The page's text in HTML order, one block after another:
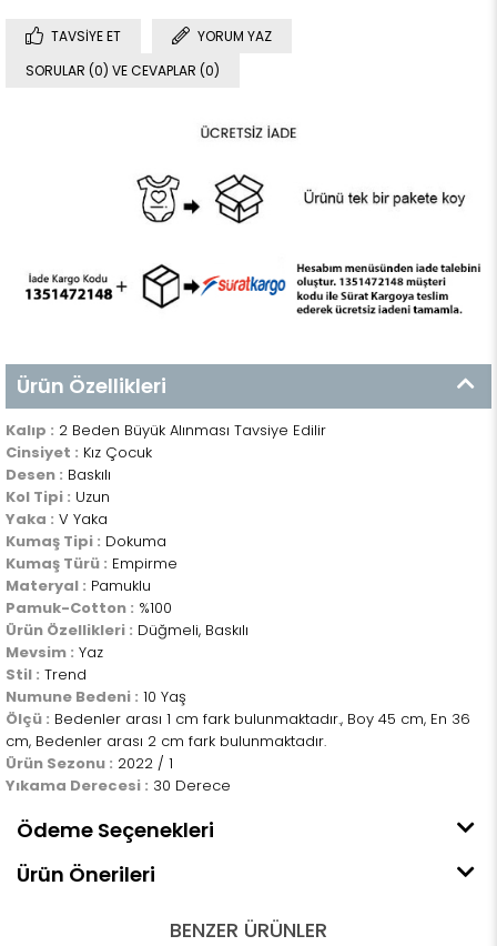
TAVSIYE ET
YORUM YAZ
SORULAR (0) VE CEVAPLAR (0)
Ürün Özellikleri
Kalıp : 2 Beden Büyük Alınması Tavsiye Edilir
Cinsiyet : Kız Çocuk
Desen : Baskılı
Kol Tipi : Uzun
Yaka : V Yaka
Kumaş Tipi : Dokuma
Kumaş Türü : Empirme
Materyal : Pamuklu
Pamuk-Cotton : %100
Ürün Özellikleri : Düğmeli, Baskılı
Mevsim : Yaz
Stil : Trend
Numune Bedeni : 10 Yaş
Ölçü : Bedenler arası 1 cm fark bulunmaktadır., Boy 45 cm, En 36
cm, Bedenler arası 2 cm fark bulunmaktadır.
Ürün Sezonu : 2022 / 1
Yıkama Derecesi : 30 Derece
Ödeme Seçenekleri
Ürün Önerileri
BENZER ÜRÜNLER